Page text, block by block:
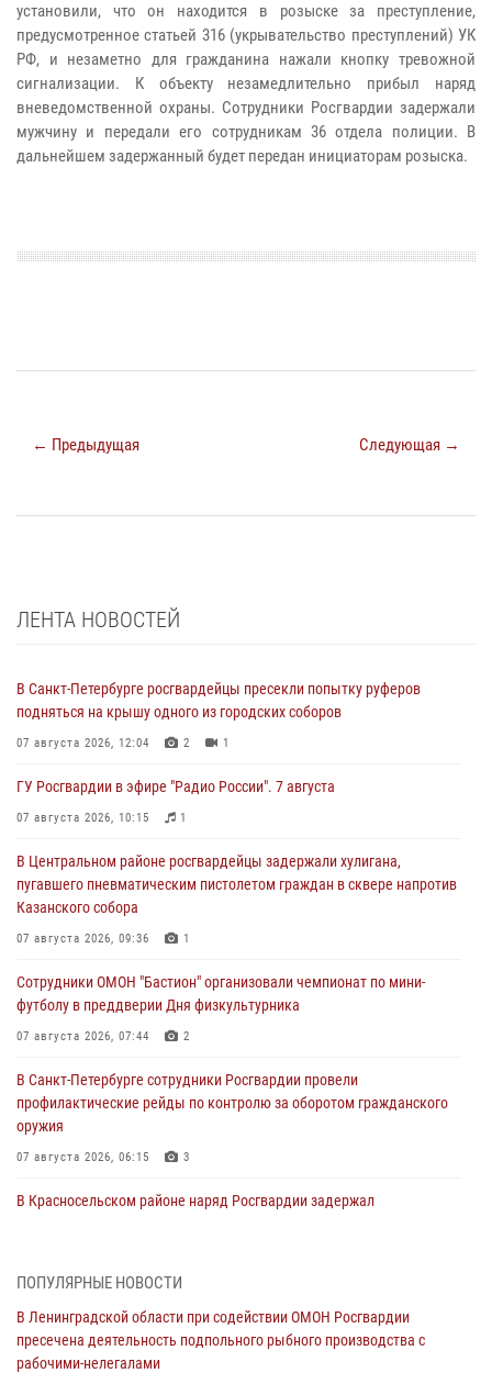
установили, что он находится в розыске за преступление,
предусмотренное статьей 316 (укрывательство преступлений) УК
РФ, и незаметно для гражданина нажали кнопку тревожной
сигнализации. К объекту незамедлительно прибыл наряд
вневедомственной охраны. Сотрудники Росгвардии задержали
мужчину и передали его сотрудникам 36 отдела полиции. В
дальнейшем задержанный будет передан инициаторам розыска.
← Предыдущая Следующая →
ЛЕНТА НОВОСТЕЙ
В Санкт-Петербурге росгвардейцы пресекли попытку руферов
подняться на крышу одного из городских соборов
07 августа 2026, 12:04 2 1
ГУ Росгвардии в эфире "Радио России". 7 августа
07 августа 2026, 10:15 1
В Центральном районе росгвардейцы задержали хулигана,
пугавшего пневматическим пистолетом граждан в сквере напротив
Казанского собора
07 августа 2026, 09:36 1
Сотрудники ОМОН "Бастион" организовали чемпионат по мини-
футболу в преддверии Дня физкультурника
07 августа 2026, 07:44 2
В Санкт-Петербурге сотрудники Росгвардии провели
профилактические рейды по контролю за оборотом гражданского
оружия
07 августа 2026, 06:15 3
В Красносельском районе наряд Росгвардии задержал
06 августа 2026, 13:39 1
В Центральном районе росгвардейцы оперативно задержали
хулигана, стрелявшего из пускового устройства рядом с жилыми
домами
ПОПУЛЯРНЫЕ НОВОСТИ
В Ленинградской области при содействии ОМОН Росгвардии
пресечена деятельность подпольного рыбного производства с
рабочими-нелегалами